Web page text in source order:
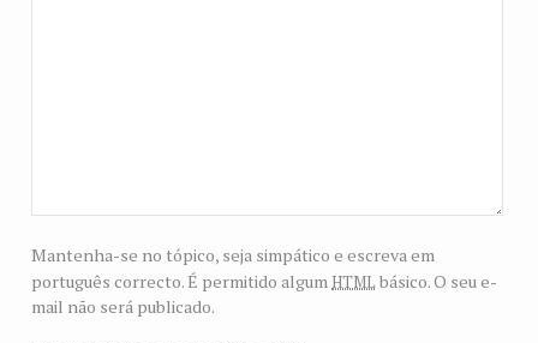
Mantenha-se no tópico, seja simpático e escreva em
português correcto. É permitido algum htmlbásico. O seu e-
mail não será publicado.